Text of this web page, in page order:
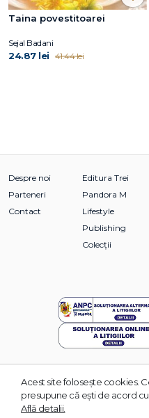
Taina povestitoarei
Sejal Badani
24.87 lei 41.44 lei
Despre noi
Parteneri
Contact
Editura Trei
Pandora M
Lifestyle
Publishing
Colecții
© 2026 Grupul Editorial
Acest site foloseşte cookies.
presupune că eşti de acord
Află detalii.